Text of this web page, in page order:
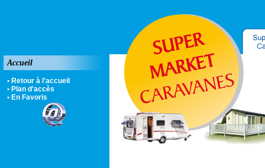
Accueil
• Retour à l'accueil
• Plan d'accès
• En Favoris